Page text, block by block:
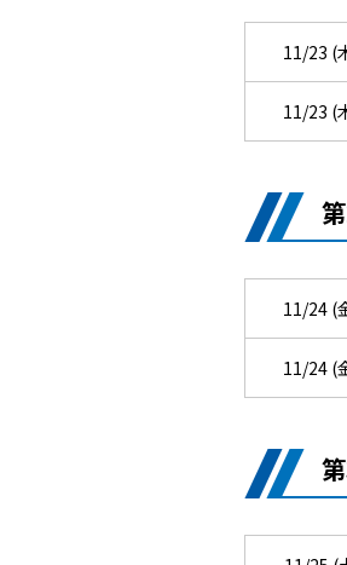
11/23 (
11/23 (
11/24 (
11/24 (